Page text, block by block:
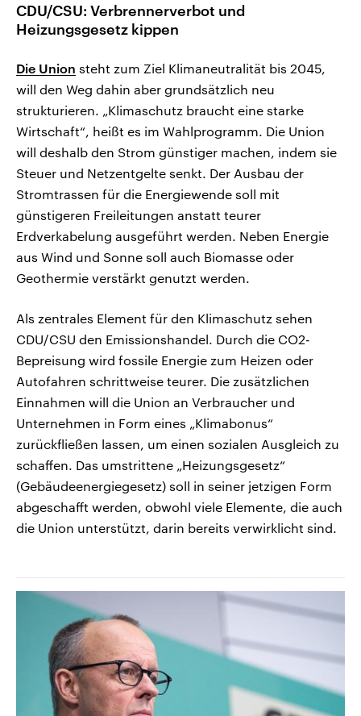
CDU/CSU: Verbrennerverbot und
Heizungsgesetz kippen
Die Union steht zum Ziel Klimaneutralität bis 2045,
will den Weg dahin aber grundsätzlich neu
strukturieren. „Klimaschutz braucht eine starke
Wirtschaft“, heißt es im Wahlprogramm. Die Union
will deshalb den Strom günstiger machen, indem sie
Steuer und Netzentgelte senkt. Der Ausbau der
Stromtrassen für die Energiewende soll mit
günstigeren Freileitungen anstatt teurer
Erdverkabelung ausgeführt werden. Neben Energie
aus Wind und Sonne soll auch Biomasse oder
Geothermie verstärkt genutzt werden.
Als zentrales Element für den Klimaschutz sehen
CDU/CSU den Emissionshandel. Durch die CO2-
Bepreisung wird fossile Energie zum Heizen oder
Autofahren schrittweise teurer. Die zusätzlichen
Einnahmen will die Union an Verbraucher und
Unternehmen in Form eines „Klimabonus“
zurückfließen lassen, um einen sozialen Ausgleich zu
schaffen. Das umstrittene „Heizungsgesetz“
(Gebäudeenergiegesetz) soll in seiner jetzigen Form
abgeschafft werden, obwohl viele Elemente, die auch
die Union unterstützt, darin bereits verwirklicht sind.